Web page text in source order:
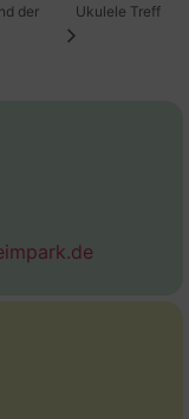
der
Ukulele Treff